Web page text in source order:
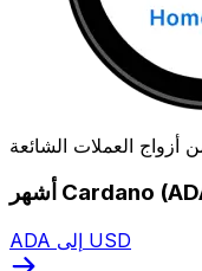
ADA إلى USD